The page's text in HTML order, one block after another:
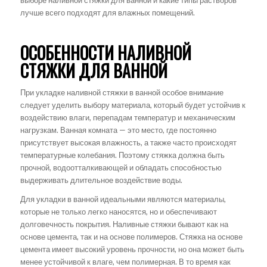
лучше всего подходят для влажных помещений.
ОСОБЕННОСТИ НАЛИВНОЙ
СТЯЖКИ ДЛЯ ВАННОЙ
При укладке наливной стяжки в ванной особое внимание
следует уделить выбору материала, который будет устойчив к
воздействию влаги, перепадам температур и механическим
нагрузкам. Ванная комната — это место, где постоянно
присутствует высокая влажность, а также часто происходят
температурные колебания. Поэтому стяжка должна быть
прочной, водоотталкивающей и обладать способностью
выдерживать длительное воздействие воды.
Для укладки в ванной идеальными являются материалы,
которые не только легко наносятся, но и обеспечивают
долговечность покрытия. Наливные стяжки бывают как на
основе цемента, так и на основе полимеров. Стяжка на основе
цемента имеет высокий уровень прочности, но она может быть
менее устойчивой к влаге, чем полимерная. В то время как